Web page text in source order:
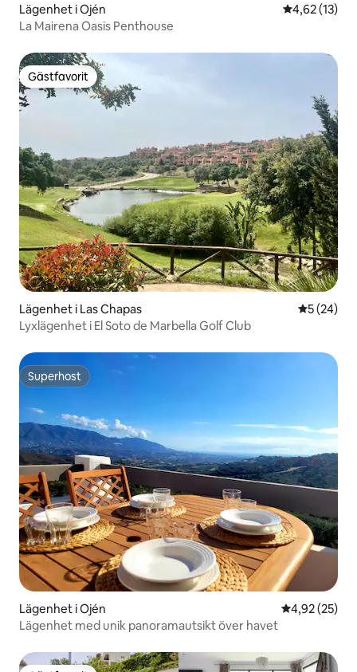
Lägenhet i Ojén 4,62 av 5 i
4,62 (13)
La Mairena Oasis Penthouse
Gästfavorit
Gästfavorit
Lägenhet i Las Chapas 5 av 5 i
5 (24)
Lyxlägenhet i El Soto de Marbella Golf Club
Superhost
Superhost
Lägenhet i Ojén 4,92 av 5 i
4,92 (25)
Lägenhet med unik panoramautsikt över havet